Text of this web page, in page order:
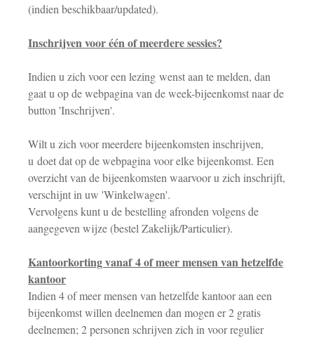
(indien beschikbaar/updated).
Inschrijven voor één of meerdere sessies?
Indien u zich voor een lezing wenst aan te melden, dan
gaat u op de webpagina van de week-bijeenkomst naar de
button 'Inschrijven'.
Wilt u zich voor meerdere bijeenkomsten inschrijven,
u doet dat op de webpagina voor elke bijeenkomst. Een
overzicht van de bijeenkomsten waarvoor u zich inschrijft,
verschijnt in uw 'Winkelwagen'.
Vervolgens kunt u de bestelling afronden volgens de
aangegeven wijze (bestel Zakelijk/Particulier).
Kantoorkorting vanaf 4 of meer mensen van hetzelfde
kantoor
Indien 4 of meer mensen van hetzelfde kantoor aan een
bijeenkomst willen deelnemen dan mogen er 2 gratis
deelnemen; 2 personen schrijven zich in voor regulier